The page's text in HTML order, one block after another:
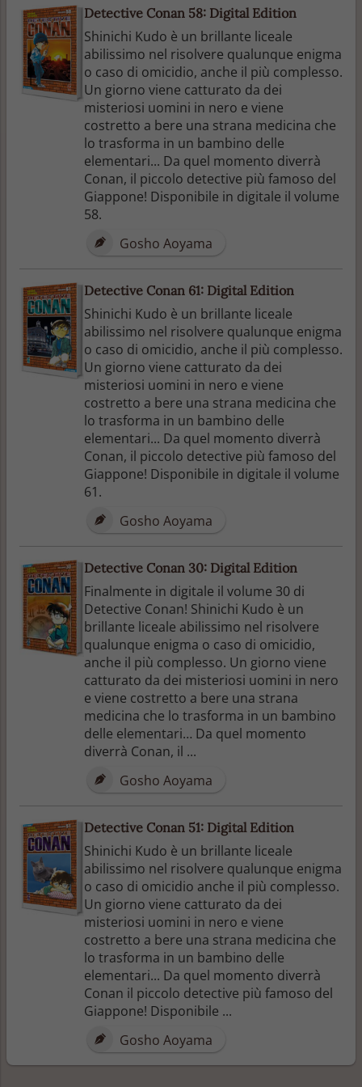
Detective Conan 58: Digital Edition
Shinichi Kudo è un brillante liceale
abilissimo nel risolvere qualunque enigma
o caso di omicidio, anche il più complesso.
Un giorno viene catturato da dei
misteriosi uomini in nero e viene
costretto a bere una strana medicina che
lo trasforma in un bambino delle
elementari... Da quel momento diverrà
Conan, il piccolo detective più famoso del
Giappone! Disponibile in digitale il volume
58.
Gosho Aoyama
Detective Conan 61: Digital Edition
Shinichi Kudo è un brillante liceale
abilissimo nel risolvere qualunque enigma
o caso di omicidio, anche il più complesso.
Un giorno viene catturato da dei
misteriosi uomini in nero e viene
costretto a bere una strana medicina che
lo trasforma in un bambino delle
elementari... Da quel momento diverrà
Conan, il piccolo detective più famoso del
Giappone! Disponibile in digitale il volume
61.
Gosho Aoyama
Detective Conan 30: Digital Edition
Finalmente in digitale il volume 30 di
Detective Conan! Shinichi Kudo è un
brillante liceale abilissimo nel risolvere
qualunque enigma o caso di omicidio,
anche il più complesso. Un giorno viene
catturato da dei misteriosi uomini in nero
e viene costretto a bere una strana
medicina che lo trasforma in un bambino
delle elementari… Da quel momento
diverrà Conan, il ...
Gosho Aoyama
Detective Conan 51: Digital Edition
Shinichi Kudo è un brillante liceale
abilissimo nel risolvere qualunque enigma
o caso di omicidio anche il più complesso.
Un giorno viene catturato da dei
misteriosi uomini in nero e viene
costretto a bere una strana medicina che
lo trasforma in un bambino delle
elementari... Da quel momento diverrà
Conan il piccolo detective più famoso del
Giappone! Disponibile ...
Gosho Aoyama